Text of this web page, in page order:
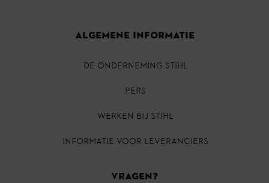
ALGEMENE INFORMATIE
DE ONDERNEMING STIHL
PERS
Werken bij STIHL
INFORMATIE VOOR LEVERANCIERS
VRAGEN?